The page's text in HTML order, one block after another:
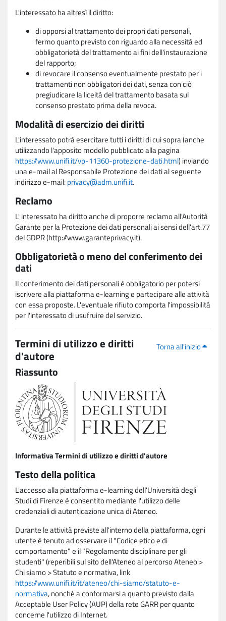
L'interessato ha altresì il diritto:
di opporsi al trattamento dei propri dati personali,
fermo quanto previsto con riguardo alla necessità ed
obbligatorietà del trattamento ai fini dell'instaurazione
del rapporto;
di revocare il consenso eventualmente prestato per i
trattamenti non obbligatori dei dati, senza con ciò
pregiudicare la liceità del trattamento basata sul
consenso prestato prima della revoca.
Modalità di esercizio dei diritti
L'interessato potrà esercitare tutti i diritti di cui sopra (anche
utilizzando l'apposito modello pubblicato alla pagina
https://www.unifi.it/vp-11360-protezione-dati.html) inviando
una e-mail al Responsabile Protezione dei dati al seguente
indirizzo e-mail:privacy@adm.unifi.it.
Reclamo
L' interessato ha diritto anche di proporre reclamo all'Autorità
Garante per la Protezione dei dati personali ai sensi dell'art.77
del GDPR (http://www.garanteprivacy.it).
Obbligatorietà o meno del conferimento dei
dati
Il conferimento dei dati personali è obbligatorio per potersi
iscrivere alla piattaforma e-learning e partecipare alle attività
con essa proposte. L'eventuale rifiuto comporta l'impossibilità
per l'interessato di usufruire del servizio.
Torna all'inizio
Termini di utilizzo e diritti
d'autore
Riassunto
Informativa Termini di utilizzo e diritti d'autore
Testo della politica
L'accesso alla piattaforma e-learning dell'Università degli
Studi di Firenze è consentito mediante l'utilizzo delle
credenziali di autenticazione unica di Ateneo.
Durante le attività previste all'interno della piattaforma, ogni
utente è tenuto ad osservare il "Codice etico e di
comportamento" e il "Regolamento disciplinare per gli
studenti" (reperibili sul sito dell'Ateneo al percorso Ateneo >
Chi siamo > Statuto e normativa, link
https://www.unifi.it/it/ateneo/chi-siamo/statuto-e-
normativa, nonché a conformarsi a quanto previsto dalla
Acceptable User Policy (AUP) della rete GARR per quanto
concerne l'utilizzo di Internet.